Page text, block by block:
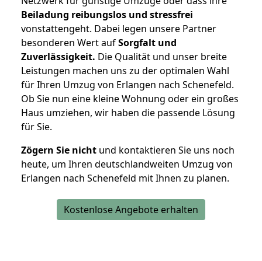
Beiladung reibungslos und stressfrei
vonstattengeht. Dabei legen unsere Partner
besonderen Wert aufSorgfalt und
Zuverlässigkeit. Die Qualität und unser breite
Leistungen machen uns zu der optimalen Wahl
für Ihren Umzug von Erlangen nach Schenefeld.
Ob Sie nun eine kleine Wohnung oder ein großes
Haus umziehen, wir haben die passende Lösung
für Sie.
Zögern Sie nicht und kontaktieren Sie uns noch
heute, um Ihren deutschlandweiten Umzug von
Erlangen nach Schenefeld mit Ihnen zu planen.
Kostenlose Angebote erhalten